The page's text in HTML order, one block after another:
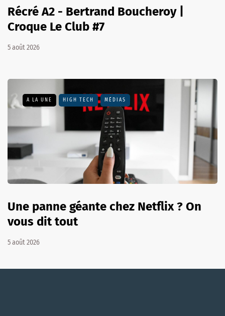
Récré A2 - Bertrand Boucheroy |
Croque Le Club #7
5 août 2026
A LA UNE HIGH TECH MÉDIAS
Une panne géante chez Netflix ? On
vous dit tout
5 août 2026